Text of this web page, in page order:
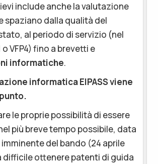
include anche la valutazione
spaziano dalla qualità del
al periodo di servizio (nel
o VFP4) fino a brevetti e
informatiche.
informatica EIPASS viene
le proprie possibilità di essere
più breve tempo possibile, data
del bando (24 aprile
difficile ottenere patenti di guida